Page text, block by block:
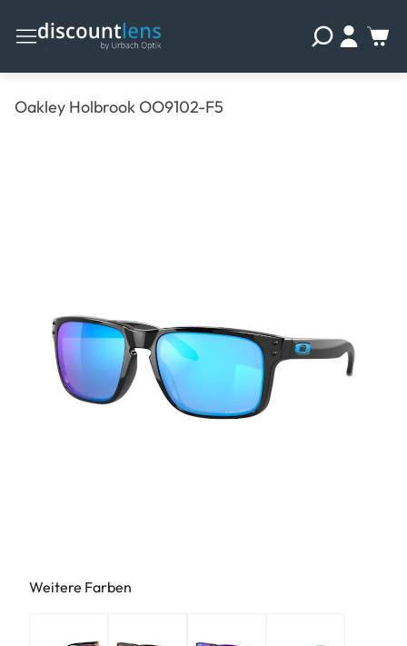
Oakley Holbrook OO9102-F5
Weitere Farben